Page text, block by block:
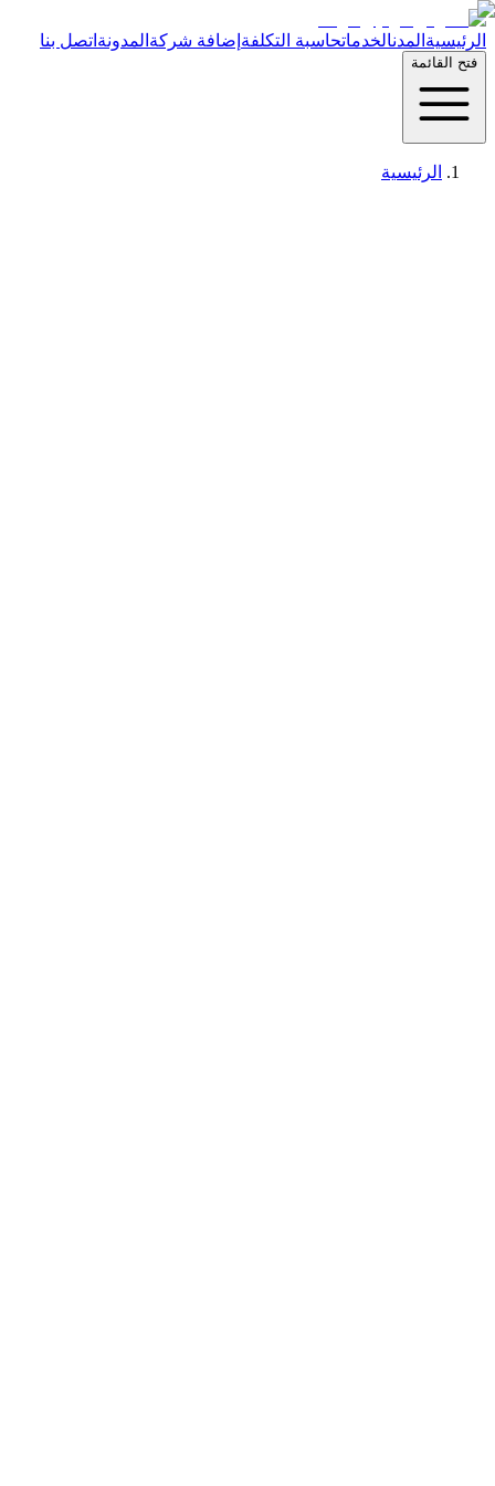
الرئيسية المدنالخدماتحاسبة التكلفة إضافة شركة المدونة اتصل بنا
فتح القائمة
الرئيسية